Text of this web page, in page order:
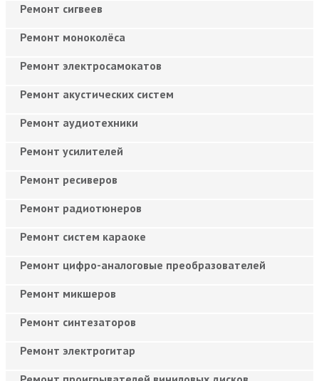
Ремонт сигвеев
Ремонт моноколёса
Ремонт электросамокатов
Ремонт акустических систем
Ремонт аудиотехники
Ремонт усилителей
Ремонт ресиверов
Ремонт радиотюнеров
Ремонт систем караоке
Ремонт цифро-аналоговые преобразователей
Ремонт микшеров
Ремонт синтезаторов
Ремонт электрогитар